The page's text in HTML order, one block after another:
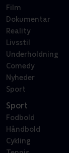
Film
Dokumentar
Reality
Livsstil
Underholdning
Comedy
Nyheder
Sport
Sport
Fodbold
Håndbold
Cykling